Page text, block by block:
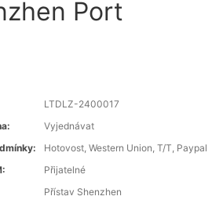
Port
LTDLZ-2400017
Vyjednávat
Hotovost, Western Union, T/T, Paypal
Přijatelné
Přístav Shenzhen